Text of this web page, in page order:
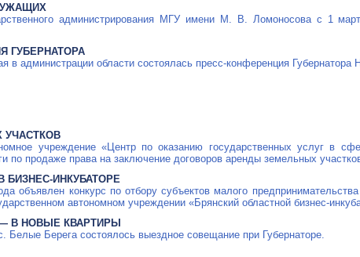
администрирования МГУ имени М. В. Ломоносовас 1
ГУБЕРНАТОРА
в администрации области состоялась пресс-конференция Губернатора
УЧАСТКОВ
учреждение «Центр по оказанию государственных услуг в
по продаже права на заключение договоров аренды земельных
БИЗНЕС-ИНКУБАТОРЕ
объявлен конкурс по отбору субъектов малого
автономном учреждении «Брянский областной бизнес-
В НОВЫЕ КВАРТИРЫ
Белые Берега состоялось выездное совещание при Губернаторе.